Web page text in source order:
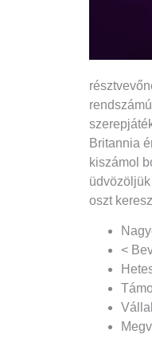
Britannia
kiszámol
oszt
<